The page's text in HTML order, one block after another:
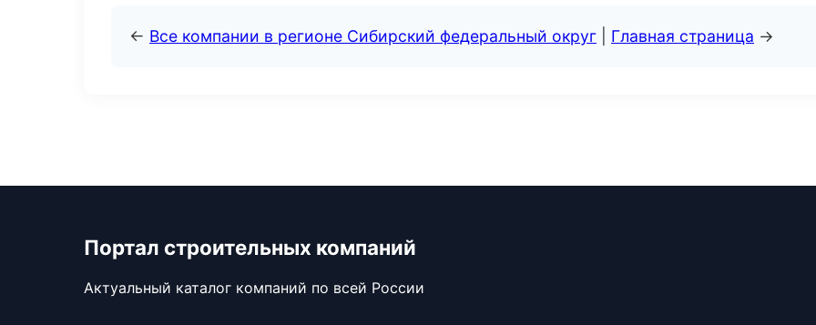
← Все компании в регионе Сибирский федеральный округ Главная страница →
Портал строительных компаний
Актуальный каталог компаний по всей России